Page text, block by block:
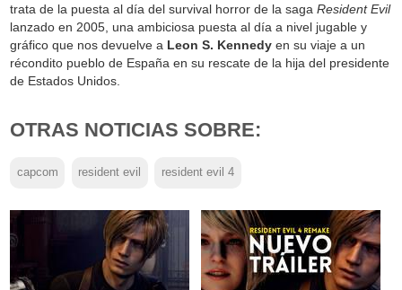
trata de la puesta al día del survival horror de la sagaResident Evil
lanzado en 2005, una ambiciosa puesta al día a nivel jugable y
gráfico que nos devuelve a Leon S. Kennedy en su viaje a un
récondito pueblo de España en su rescate de la hija del presidente
de Estados Unidos.
OTRAS NOTICIAS SOBRE:
capcom resident evil resident evil 4